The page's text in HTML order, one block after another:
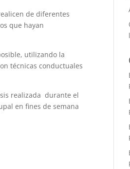
de diferentes
que hayan
utilizando la
técnicas conductuales
realizada durante el
en fines de semana